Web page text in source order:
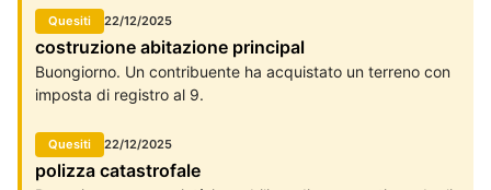
una donazione piuttosto che ad una cessione a titolo
oneroso. Di seguito si procede ad una verifica dal solo
punto di vista delle imposte complessivamente dovute, per
quanto un’analisi completa debba valutare anche i diversi
effetti dal punto di vista successorio ed eventuali altre
situazioni (è il caso della possibilità di evitare che la
locazione breve di immobili possa rientrare nell’ambito del
regime d’impresa).
Quesiti 22/12/2025
costruzione abitazione principal
Buongiorno. Un contribuente ha acquistato un terreno con
imposta di registro al 9.
Quesiti 22/12/2025
polizza catastrofale